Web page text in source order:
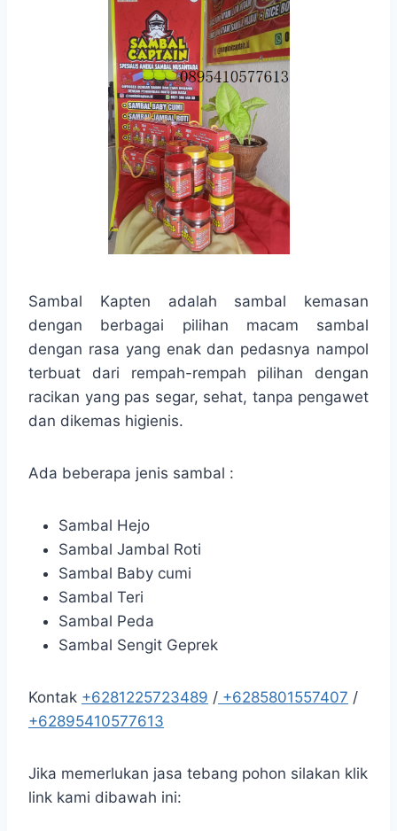
Sambal Kapten adalah sambal kemasan
dengan berbagai pilihan macam sambal
dengan rasa yang enak dan pedasnya nampol
terbuat dari rempah-rempah pilihan dengan
racikan yang pas segar, sehat, tanpa pengawet
dan dikemas higienis.
Ada beberapa jenis sambal :
Sambal Hejo
Sambal Jambal Roti
Sambal Baby cumi
Sambal Teri
Sambal Peda
Sambal Sengit Geprek
Kontak +6281225723489 / +6285801557407 /
+62895410577613
Jika memerlukan jasa tebang pohon silakan klik
link kami dibawah ini: